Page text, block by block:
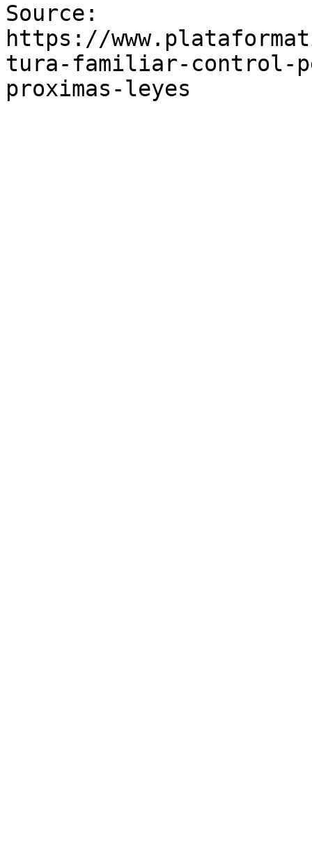
Source:
https://
tura-familiar-control-